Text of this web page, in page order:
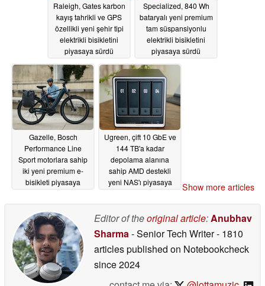
Raleigh, Gates karbon
kayış tahrikli ve GPS
özellikli yeni şehir tipi
elektrikli bisikletini
piyasaya sürdü
06/19/2026
Specialized, 840 Wh
bataryalı yeni premium
tam süspansiyonlu
elektrikli bisikletini
piyasaya sürdü
06/13/2026
Gazelle, Bosch
Performance Line
Sport motorlara sahip
iki yeni premium e-
bisikleti piyasaya
Ugreen, çift 10 GbE ve
144 TB'a kadar
depolama alanına
sahip AMD destekli
yeni NAS'ı piyasaya
Show more articles
Editor of theoriginal article:Anubhav
Sharma- Senior Tech Writer- 1810
articles published on Notebookcheck
since 2024